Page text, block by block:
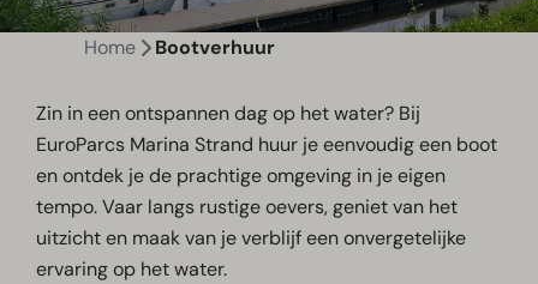
Home Bootverhuur
Zin in een ontspannen dag op het water? Bij
EuroParcs Marina Strand huur je eenvoudig een boot
en ontdek je de prachtige omgeving in je eigen
tempo. Vaar langs rustige oevers, geniet van het
uitzicht en maak van je verblijf een onvergetelijke
ervaring op het water.